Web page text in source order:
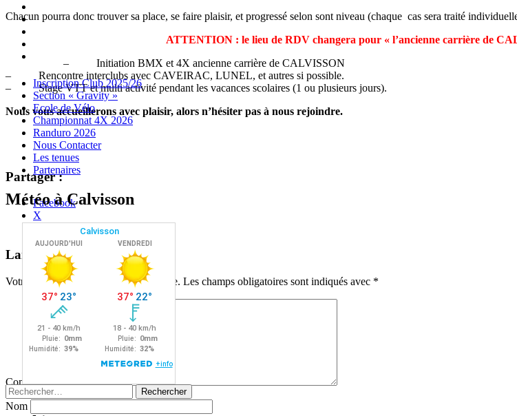
Vélo
4X
Randuro
Menu
Widgets
Recherche
Aller
contenu
Inscription Club 2025/26
Section « Gravity »
Ecole de Vélo
Championnat 4X 2026
Randuro 2026
Nous Contacter
Les tenues
Partenaires
Météo à Calvisson
Rechercher :
Chacun pourra donc trouver sa place, se faire plaisir, et progressé selon sont niveau (chaque cas sera traité
ATTENTION : le lieu de RDV changera pour « l’ancienne carrière de
– Initiation BMX et 4X ancienne carrière de CALVISSON
– Rencontre interclubs avec CAVEIRAC, LUNEL, et autres si possible.
– Stage VTT et multi activité pendant les vacances scolaires (1 ou plusieurs jours).
Nous vous accueillerons avec plaisir, alors n’hésiter pas à nous rejoindre.
Partager :
Facebook
X
Navigation
articles
←
→
Laisser un commentaire
Votre adresse e-mail ne sera pas publiée. Les champs obligatoires sont indiqués avec *
Commentaire*
Nom